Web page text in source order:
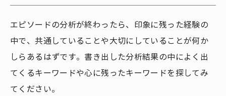
エピソードの分析が終わったら、印象に残った経験の
中で、共通していることや大切にしていることが何か
しらあるはずです。書き出した分析結果の中によく出
てくるキーワードや心に残ったキーワードを探してみ
てください。